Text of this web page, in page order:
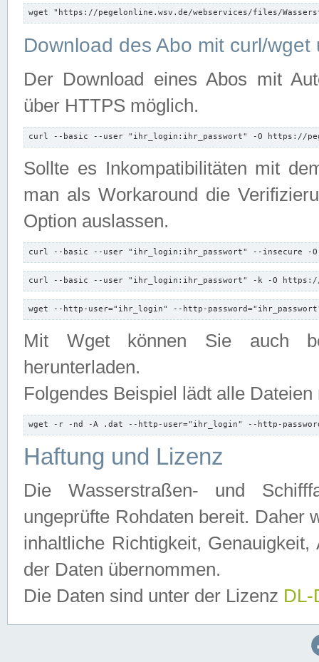
wget "https://pegelonline.wsv.de/webservices/files/
Download des Abo mit curl/
Der Download eines Abos mit
über HTTPS möglich.
curl --basic --user "ihr_login:ihr_passwort" -O https://
Sollte es Inkompatibilitäten mit
man als Workaround die
Option auslassen.
curl --basic --user "ihr_login:ihr_passwort" --insecure -
curl --basic --user "ihr_login:ihr_passwort" -k -O
wget --http-user="ihr_login" --http-
Mit Wget können Sie auch
herunterladen.
Folgendes Beispiel lädt alle
wget -r -nd -A .dat --http-user="ihr_login" --http-
Haftung und Lizenz
Die Wasserstraßen- und
ungeprüfte Rohdaten bereit. Daher
inhaltliche Richtigkeit,
der Daten übernommen.
Die Daten sind unter der Lizenz